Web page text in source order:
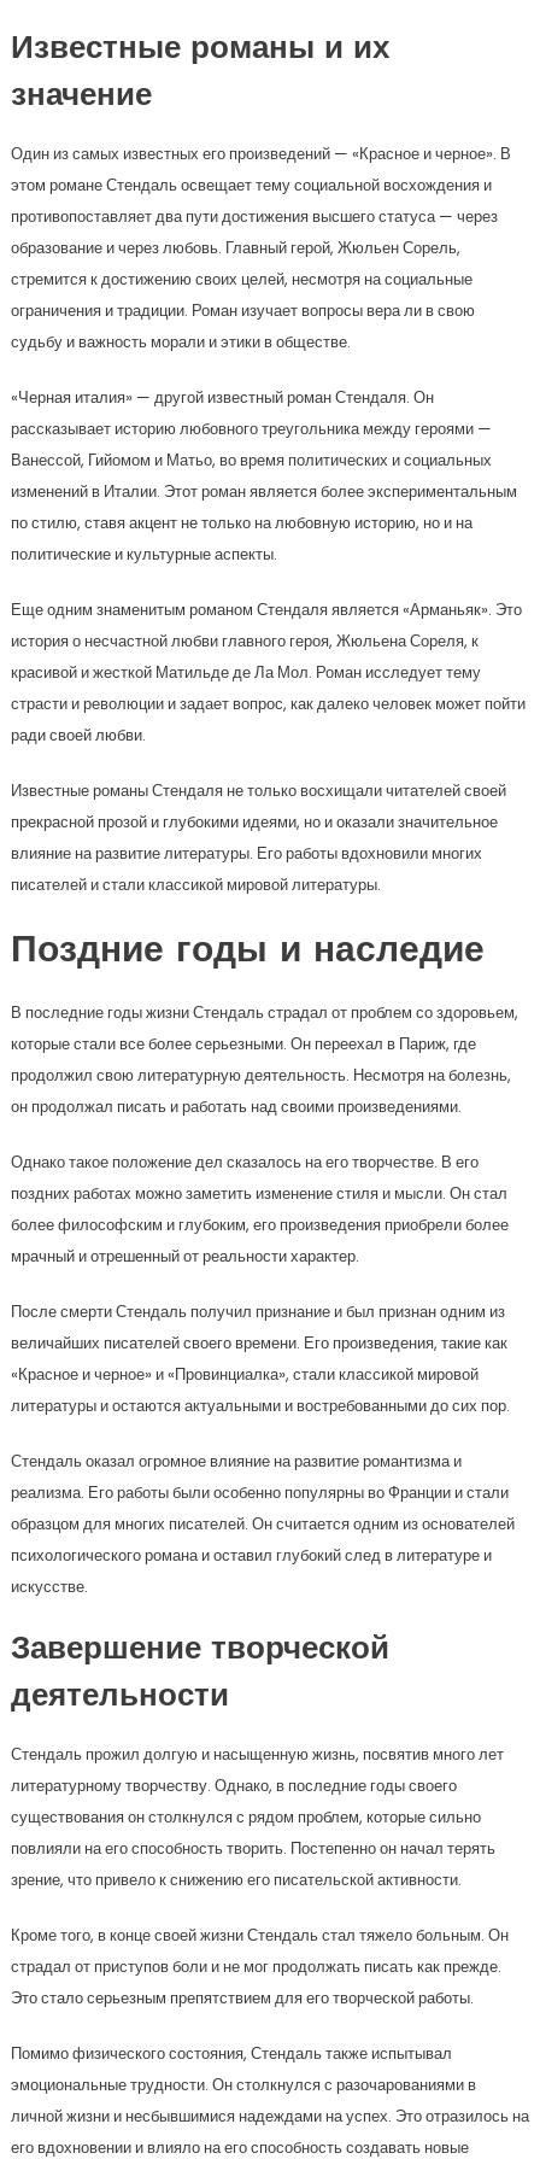
Известные романы и их
значение
Один из самых известных его произведений — «Красное и черное». В
этом романе Стендаль освещает тему социальной восхождения и
противопоставляет два пути достижения высшего статуса — через
образование и через любовь. Главный герой, Жюльен Сорель,
стремится к достижению своих целей, несмотря на социальные
ограничения и традиции. Роман изучает вопросы вера ли в свою
судьбу и важность морали и этики в обществе.
«Черная италия» — другой известный роман Стендаля. Он
рассказывает историю любовного треугольника между героями —
Ванессой, Гийомом и Матьо, во время политических и социальных
изменений в Италии. Этот роман является более экспериментальным
по стилю, ставя акцент не только на любовную историю, но и на
политические и культурные аспекты.
Еще одним знаменитым романом Стендаля является «Арманьяк». Это
история о несчастной любви главного героя, Жюльена Сореля, к
красивой и жесткой Матильде де Ла Мол. Роман исследует тему
страсти и революции и задает вопрос, как далеко человек может пойти
ради своей любви.
Известные романы Стендаля не только восхищали читателей своей
прекрасной прозой и глубокими идеями, но и оказали значительное
влияние на развитие литературы. Его работы вдохновили многих
писателей и стали классикой мировой литературы.
Поздние годы и наследие
В последние годы жизни Стендаль страдал от проблем со здоровьем,
которые стали все более серьезными. Он переехал в Париж, где
продолжил свою литературную деятельность. Несмотря на болезнь,
он продолжал писать и работать над своими произведениями.
Однако такое положение дел сказалось на его творчестве. В его
поздних работах можно заметить изменение стиля и мысли. Он стал
более философским и глубоким, его произведения приобрели более
мрачный и отрешенный от реальности характер.
После смерти Стендаль получил признание и был признан одним из
величайших писателей своего времени. Его произведения, такие как
«Красное и черное» и «Провинциалка», стали классикой мировой
литературы и остаются актуальными и востребованными до сих пор.
Стендаль оказал огромное влияние на развитие романтизма и
реализма. Его работы были особенно популярны во Франции и стали
образцом для многих писателей. Он считается одним из основателей
психологического романа и оставил глубокий след в литературе и
искусстве.
Завершение творческой
деятельности
Стендаль прожил долгую и насыщенную жизнь, посвятив много лет
литературному творчеству. Однако, в последние годы своего
существования он столкнулся с рядом проблем, которые сильно
повлияли на его способность творить. Постепенно он начал терять
зрение, что привело к снижению его писательской активности.
Кроме того, в конце своей жизни Стендаль стал тяжело больным. Он
страдал от приступов боли и не мог продолжать писать как прежде.
Это стало серьезным препятствием для его творческой работы.
Помимо физического состояния, Стендаль также испытывал
эмоциональные трудности. Он столкнулся с разочарованиями в
личной жизни и несбывшимися надеждами на успех. Это отразилось на
его вдохновении и влияло на его способность создавать новые